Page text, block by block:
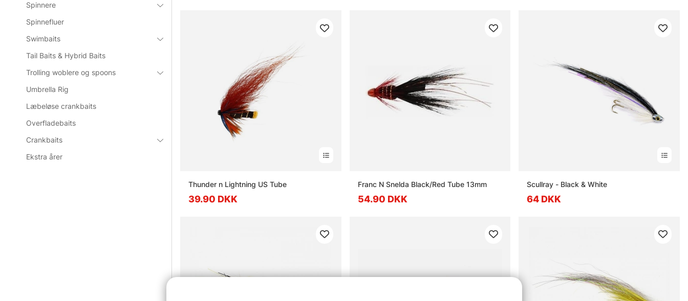
Spinnere
Spinnefluer
Swimbaits
Tail Baits & Hybrid Baits
Trolling woblere og spoons
Umbrella Rig
Læbeløse crankbaits
Overfladebaits
Crankbaits
Ekstra årer
Thunder n Lightning US Tube
39.90 DKK
Franc N Snelda Black/Red Tube 13mm
54.90 DKK
Scullray - Black & White
64 DKK